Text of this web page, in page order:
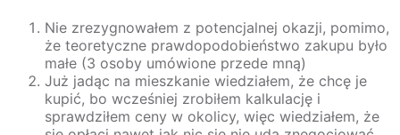
Nie zrezygnowałem z potencjalnej okazji, pomimo,
że teoretyczne prawdopodobieństwo zakupu było
małe (3 osoby umówione przede mną)
Już jadąc na mieszkanie wiedziałem, że chcę je
kupić, bo wcześniej zrobiłem kalkulację i
sprawdziłem ceny w okolicy, więc wiedziałem, że